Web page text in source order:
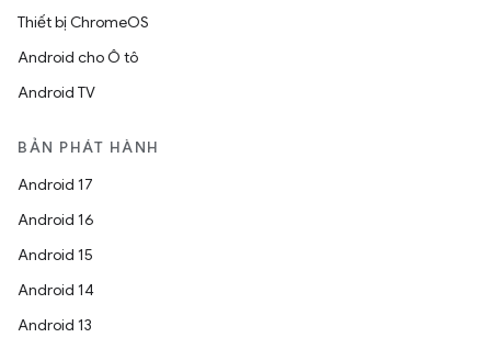
Thiết bị ChromeOS
Android cho Ô tô
Android TV
BẢN PHÁT HÀNH
Android 17
Android 16
Android 15
Android 14
Android 13